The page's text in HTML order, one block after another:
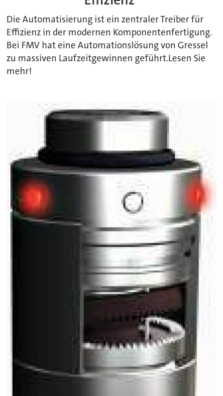
Die Automatisierung ist ein zentraler Treiber für
Effizienz in der modernen Komponentenfertigung.
Bei FMV hat eine Automationslösung von Gressel
zu massiven Laufzeitgewinnen geführt.Lesen Sie
mehr!